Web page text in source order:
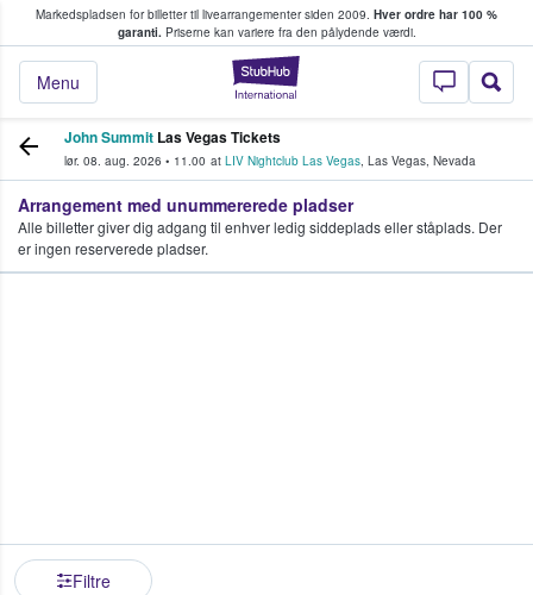
Markedspladsen for billetter til livearrangementer siden 2009. Hver ordre har 100 %
garanti.Priserne kan variere fra den pålydende værdi.
StubHub - Hvor
Menu
køber og sælger billetter
John Summit Las Vegas Tickets
lør. 08. aug. 2026 • 11.00 at LIV Nightclub Las Vegas, Las Vegas, Nevada
Arrangement med unummererede pladser
Alle billetter giver dig adgang til enhver ledig siddeplads eller ståplads. Der
er ingen reserverede pladser.
Filtre